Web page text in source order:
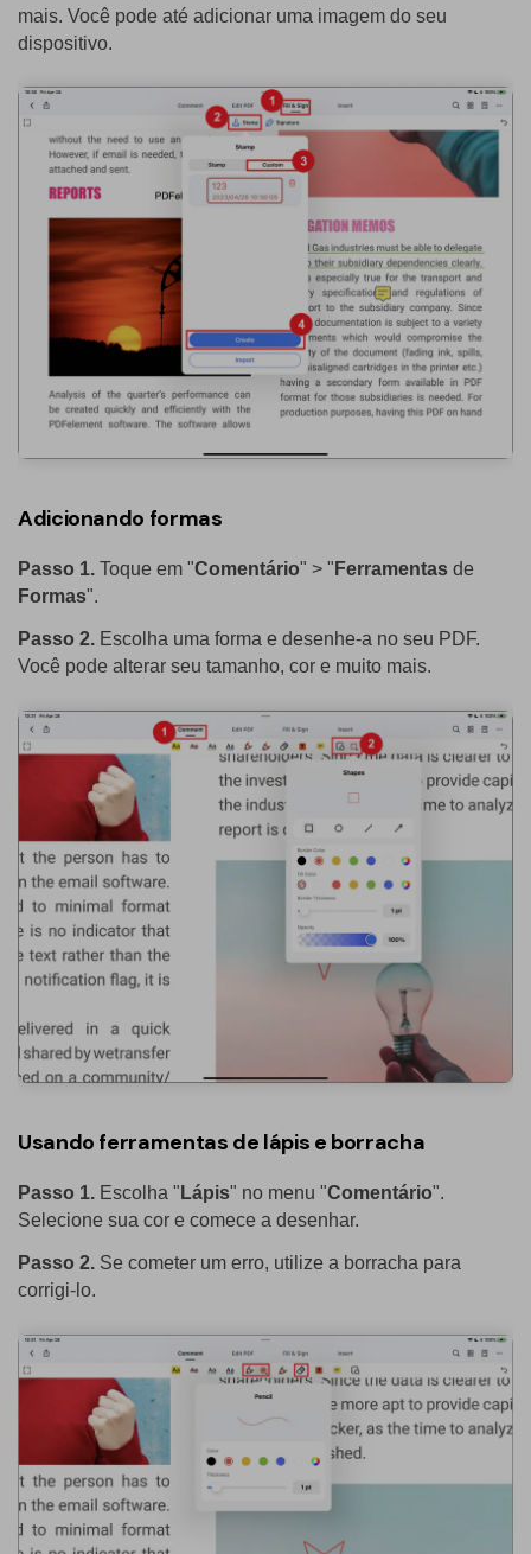
mais. Você pode até adicionar uma imagem do seu
dispositivo.
Adicionando formas
Passo 1. Toque em "Comentário" > " Ferramentas de
Formas".
Passo 2. Escolha uma forma e desenhe-a no seu PDF.
Você pode alterar seu tamanho, cor e muito mais.
Usando ferramentas de lápis e borracha
Passo 1. Escolha " Lápis" no menu "Comentário".
Selecione sua cor e comece a desenhar.
Passo 2. Se cometer um erro, utilize a borracha para
corrigi-lo.